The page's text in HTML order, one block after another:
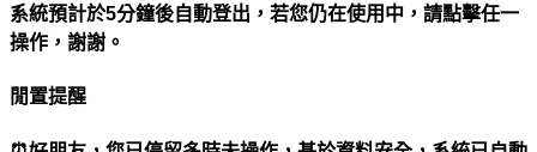
系統預計於5分鐘後自動登出，若您仍在使用中，請點擊任一
操作，謝謝。
閒置提醒